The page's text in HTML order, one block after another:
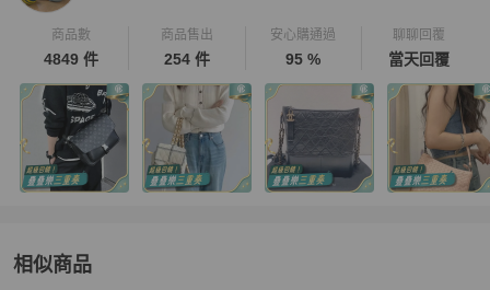
商品數
4849 件
商品售出
254 件
安心購通過
95 %
聊聊回覆
當天回覆
相似商品